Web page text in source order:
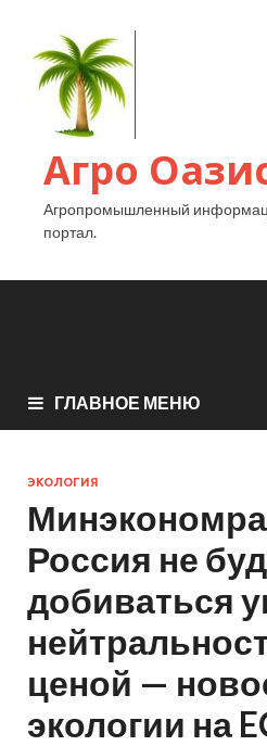
Агро
Агропромышленный
портал.
ГЛАВНОЕ МЕНЮ
ЭКОЛОГИЯ
Россия не
добиваться
ценой —
экологии на